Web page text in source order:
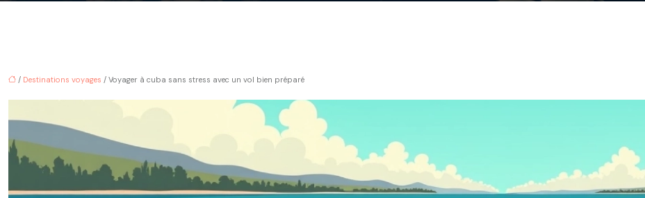
/ Destinations voyages / Voyager à cuba sans stress avec un vol bien préparé